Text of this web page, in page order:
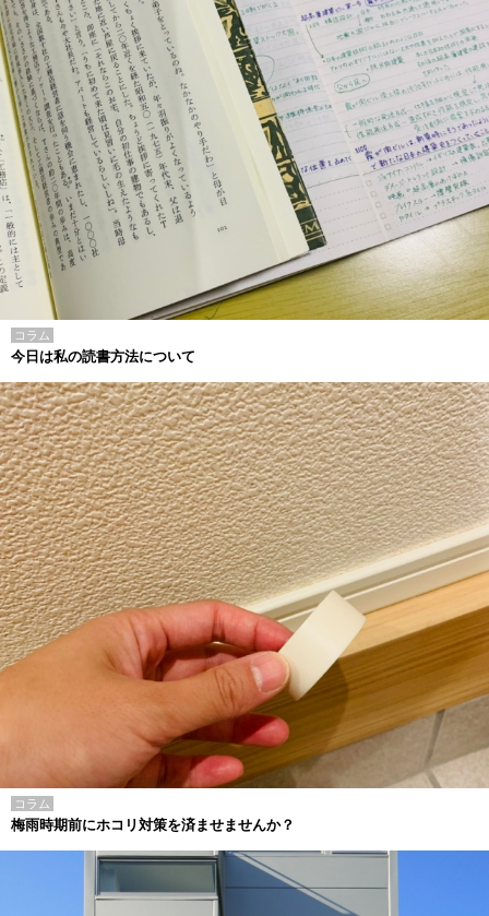
コラム
今日は私の読書方法について
コラム
梅雨時期前にホコリ対策を済ませませんか？